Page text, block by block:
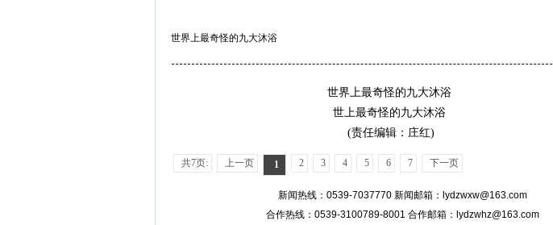
世界上最奇怪的九大沐浴
世界上最奇怪的九大沐浴
世上最奇怪的九大沐浴
(责任编辑：庄红)
共7页: 上一页 1 2 3 4 5 6 7 下一页
新闻热线：0539-7037770 新闻邮箱：lydzwxw@163.com
合作热线：0539-3100789-8001 合作邮箱：lydzwhz@163.com